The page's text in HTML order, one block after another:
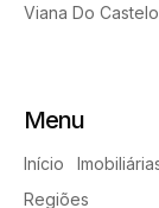
Viana Do Castelo
Menu
Início
Regiões